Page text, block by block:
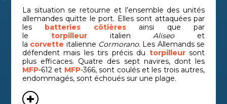
La situation se retourne et l’ensemble des unités
allemandes quitte le port. Elles sont attaquées par
les
batteries côtièresainsi que par
le torpilleuritalienAliseoet
la corvette italienne Cormorano. Les Allemands se
défendent mais les tirs précis du torpilleursont
plus efficaces. Quatre des sept navires, dont les
MFP-612 et MFP-366, sont coulés et les trois autres,
endommagés, sont échoués sur une plage.